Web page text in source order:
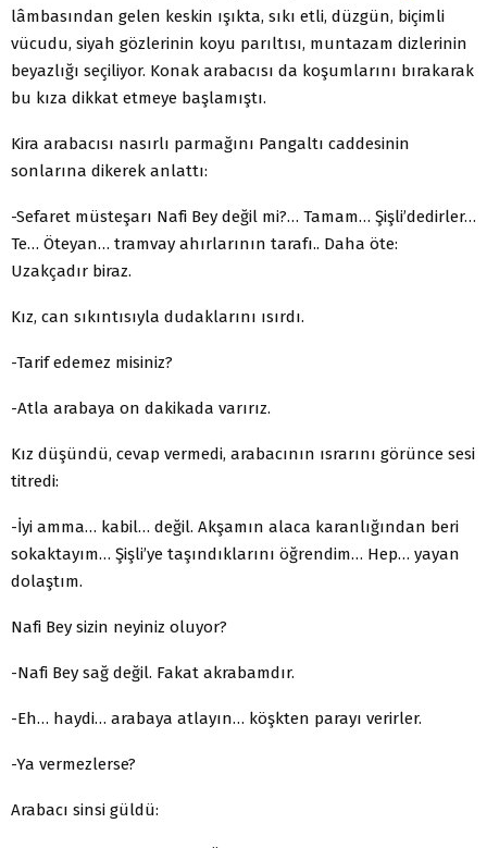
lâmbasından gelen keskin ışıkta, sıkı etli, düzgün, biçimli
vücudu, siyah gözlerinin koyu parıltısı, muntazam dizlerinin
beyazlığı seçiliyor. Konak arabacısı da koşumlarını bırakarak
bu kıza dikkat etmeye başlamıştı.
Kira arabacısı nasırlı parmağını Pangaltı caddesinin
sonlarına dikerek anlattı:
-Sefaret müsteşarı Nafi Bey değil mi?… Tamam… Şişli’dedirler…
Te… Öteyan… tramvay ahırlarının tarafı.. Daha öte:
Uzakçadır biraz.
Kız, can sıkıntısıyla dudaklarını ısırdı.
-Tarif edemez misiniz?
-Atla arabaya on dakikada varırız.
Kız düşündü, cevap vermedi, arabacının ısrarını görünce sesi
titredi:
-İyi amma… kabil… değil. Akşamın alaca karanlığından beri
sokaktayım… Şişli’ye taşındıklarını öğrendim… Hep… yayan
dolaştım.
Nafi Bey sizin neyiniz oluyor?
-Nafi Bey sağ değil. Fakat akrabamdır.
-Eh… haydi… arabaya atlayın… köşkten parayı verirler.
-Ya vermezlerse?
Arabacı sinsi güldü: